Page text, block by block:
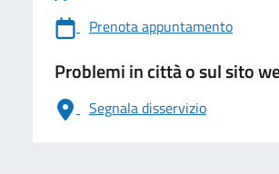
Prenota appuntamento
Problemi in città o sul sito
Segnala disservizio